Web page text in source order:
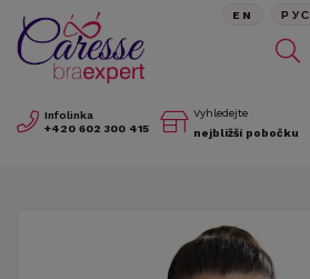
Infolinka
+420 602 300 415
Vyhledejte
nejbližší pobočku
EN РУС